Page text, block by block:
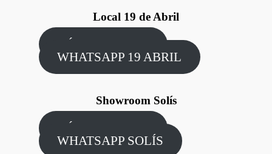
Local 19 de Abril
CÓMO LLEGAR
WHATSAPP 19 ABRIL
Showroom Solís
WHATSAPP SOLÍS